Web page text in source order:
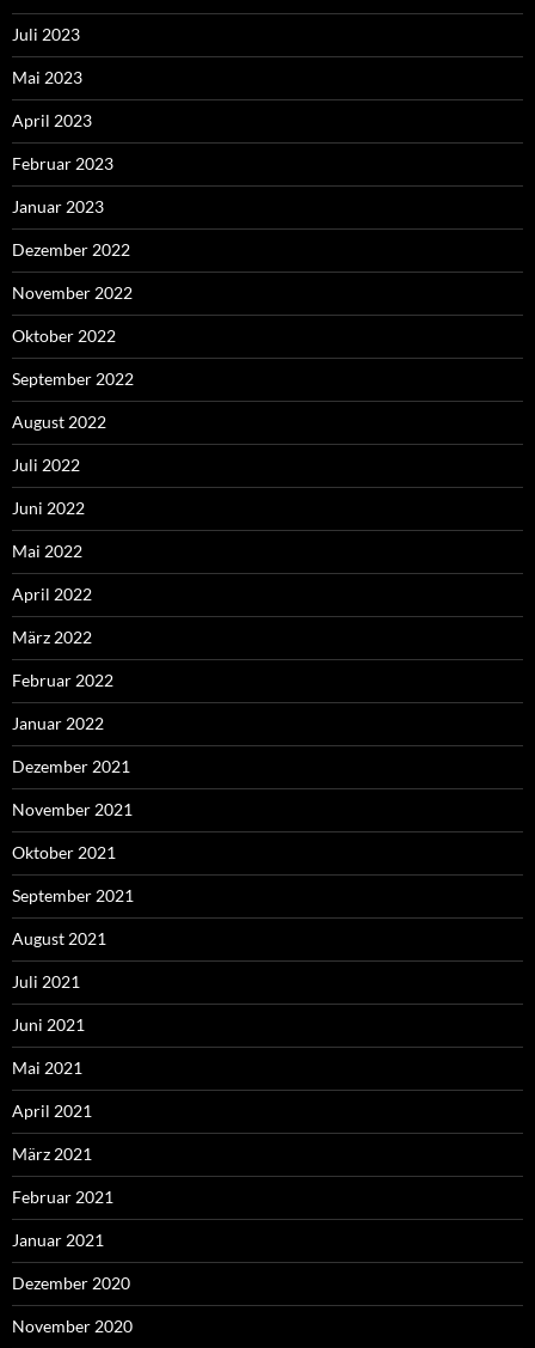
Juli 2023
Mai 2023
April 2023
Februar 2023
Januar 2023
Dezember 2022
November 2022
Oktober 2022
September 2022
August 2022
Juli 2022
Juni 2022
Mai 2022
April 2022
März 2022
Februar 2022
Januar 2022
Dezember 2021
November 2021
Oktober 2021
September 2021
August 2021
Juli 2021
Juni 2021
Mai 2021
April 2021
März 2021
Februar 2021
Januar 2021
Dezember 2020
November 2020